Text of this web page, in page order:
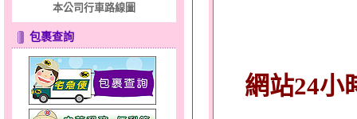
本公司行車路線圖
包裹查詢
網站24小